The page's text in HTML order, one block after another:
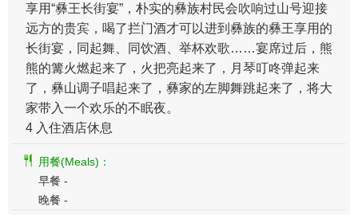
享用“彝王长街宴”，朴实的彝族村民会吹响过山号迎接
远方的贵宾，喝了拦门酒才可以进到彝族的彝王享用的
长街宴，同起舞、同饮酒、举杯欢歌……宴席过后，熊
熊的篝火燃起来了，火把亮起来了，月琴叮咚弹起来
了，彝山调子唱起来了，彝家的左脚舞跳起来了，将大
家带入一个欢乐的不眠夜。
4 入住酒店休息
用餐(Meals)：
早餐 -
晚餐 -